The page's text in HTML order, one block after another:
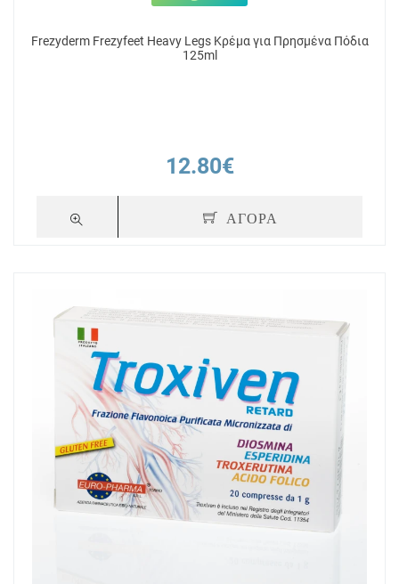
Frezyderm Frezyfeet Heavy Legs Kρέμα για Πρησμένα Πόδια
125ml
12.80€
ΑΓΟΡΑ